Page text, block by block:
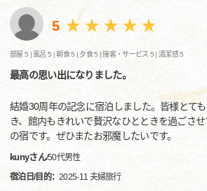
5
部屋 5 | 風呂 5 |朝食 5 | 夕食 5 |接客・サービス 5 |清潔感 5
最高の思い出になりました。
結婚30周年の記念に宿泊しました。皆様とて
き、館内もきれいで贅沢なひとときを過ごさ
の宿です。ぜひまたお邪魔したいです。
kunyさん/50代男性
宿泊日/目的：2025-11 夫婦旅行